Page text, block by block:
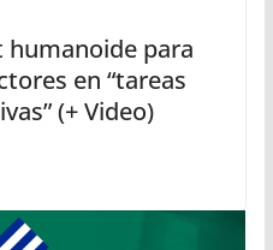
humanoide para
en “tareas
(+ Video)